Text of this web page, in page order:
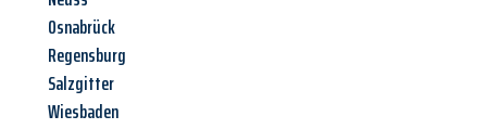
Osnabrück
Regensburg
Salzgitter
Wiesbaden